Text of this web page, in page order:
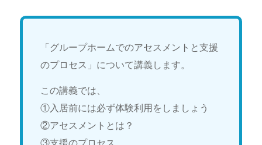
「グループホームでのアセスメントと支援
のプロセス」について講義します。
この講義では、
①入居前には必ず体験利用をしましょう
②アセスメントとは？
③支援のプロセス